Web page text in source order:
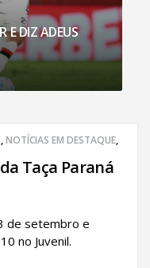
E DIZ ADEUS
,NOTÍCIAS EM DESTAQUE,
Taça Paraná
de setembro e
no Juvenil.